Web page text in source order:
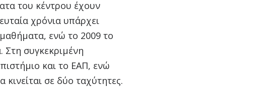
του κέντρου έχουν
χρόνια υπάρχει
ενώ το 2009 το
Στη συγκεκριμένη
και το ΕΑΠ, ενώ
σε δύο ταχύτητες.